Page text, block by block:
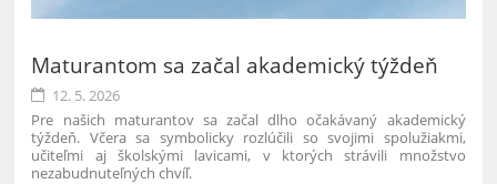
Maturantom sa začal akademický týždeň
12. 5. 2026
Pre našich maturantov sa začal dlho očakávaný akademický
týždeň. Včera sa symbolicky rozlúčili so svojimi spolužiakmi,
učiteľmi aj školskými lavicami, v ktorých strávili množstvo
nezabudnuteľných chvíľ.